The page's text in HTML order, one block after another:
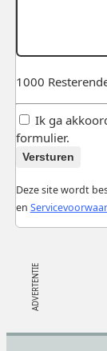
1000
Ik ga
formulier.
Versturen
Deze site wordt
en